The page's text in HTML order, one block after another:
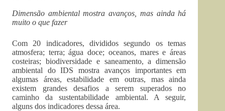
Dimensão ambiental mostra avanços, mas ainda há
muito o que fazer
Com 20 indicadores, divididos segundo os temas
atmosfera; terra; água doce; oceanos, mares e áreas
costeiras; biodiversidade e saneamento, a dimensão
ambiental do IDS mostra avanços importantes em
algumas áreas, estabilidade em outras, mas ainda
existem grandes desafios a serem superados no
caminho da sustentabilidade ambiental. A seguir,
alguns dos indicadores dessa área.